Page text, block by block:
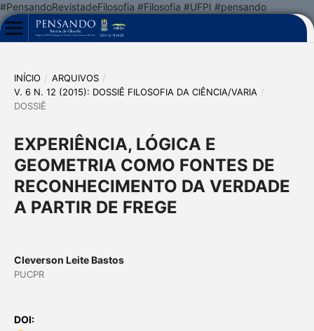
#PensandoRevistadeFilosofia #Filosofia #UFPI #pensando
INÍCIO / ARQUIVOS /
V. 6 N. 12 (2015): DOSSIÊ FILOSOFIA DA CIÊNCIA/VARIA /
DOSSIÊ
EXPERIÊNCIA, LÓGICA E
GEOMETRIA COMO FONTES DE
RECONHECIMENTO DA VERDADE
A PARTIR DE FREGE
Cleverson Leite Bastos
PUCPR
DOI: